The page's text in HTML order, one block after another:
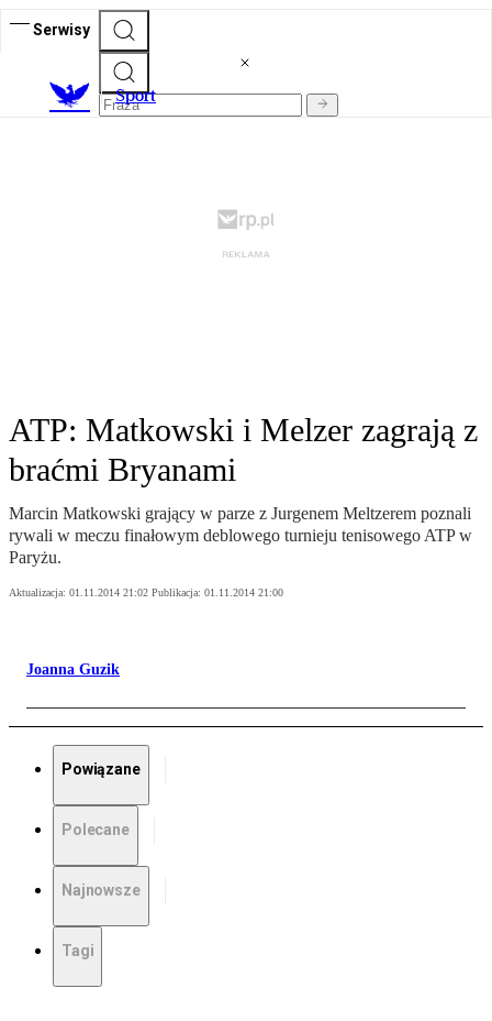
Serwisy
Sport
ATP: Matkowski i Melzer zagrają z
braćmi Bryanami
Marcin Matkowski grający w parze z Jurgenem Meltzerem poznali
rywali w meczu finałowym deblowego turnieju tenisowego ATP w
Paryżu.
Aktualizacja: 01.11.2014 21:02 Publikacja: 01.11.2014 21:00
Joanna Guzik
Powiązane
Polecane
Najnowsze
Tagi